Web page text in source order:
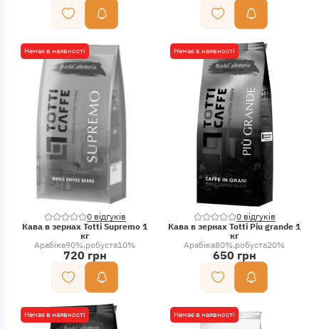
Немає в наявності
0 відгуків
Кава в зернах Totti Supremo 1
кг
Арабіка90% робуста10%
720 грн
Немає в наявності
0 відгуків
Кава в зернах Totti Piu grande 1
кг
Арабіка80% робуста20%
650 грн
Немає в наявності Немає в наявності